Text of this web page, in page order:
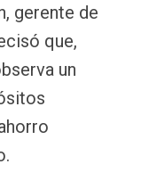
gerente de
que,
un